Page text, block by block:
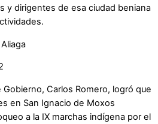
y dirigentes de esa ciudad beniana
Carlos Romero, logró que
en San Ignacio de Moxos
a la IX marchas indígena por el